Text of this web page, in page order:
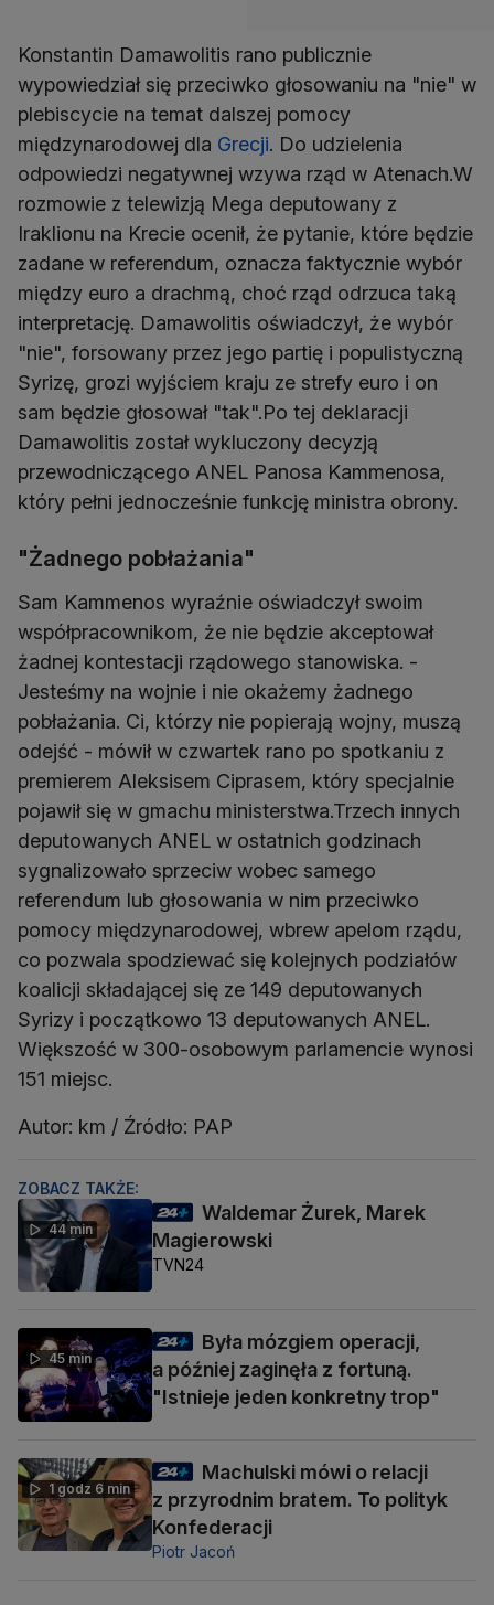
Konstantin Damawolitis rano publicznie
wypowiedział się przeciwko głosowaniu na "nie" w
plebiscycie na temat dalszej pomocy
międzynarodowej dla Grecji. Do udzielenia
odpowiedzi negatywnej wzywa rząd w Atenach.W
rozmowie z telewizją Mega deputowany z
Iraklionu na Krecie ocenił, że pytanie, które będzie
zadane w referendum, oznacza faktycznie wybór
między euro a drachmą, choć rząd odrzuca taką
interpretację. Damawolitis oświadczył, że wybór
"nie", forsowany przez jego partię i populistyczną
Syrizę, grozi wyjściem kraju ze strefy euro i on
sam będzie głosował "tak".Po tej deklaracji
Damawolitis został wykluczony decyzją
przewodniczącego ANEL Panosa Kammenosa,
który pełni jednocześnie funkcję ministra obrony.
"Żadnego pobłażania"
Sam Kammenos wyraźnie oświadczył swoim
współpracownikom, że nie będzie akceptował
żadnej kontestacji rządowego stanowiska. -
Jesteśmy na wojnie i nie okażemy żadnego
pobłażania. Ci, którzy nie popierają wojny, muszą
odejść - mówił w czwartek rano po spotkaniu z
premierem Aleksisem Ciprasem, który specjalnie
pojawił się w gmachu ministerstwa.Trzech innych
deputowanych ANEL w ostatnich godzinach
sygnalizowało sprzeciw wobec samego
referendum lub głosowania w nim przeciwko
pomocy międzynarodowej, wbrew apelom rządu,
co pozwala spodziewać się kolejnych podziałów
koalicji składającej się ze 149 deputowanych
Syrizy i początkowo 13 deputowanych ANEL.
Większość w 300-osobowym parlamencie wynosi
151 miejsc.
Autor: km / Źródło: PAP
ZOBACZ TAKŻE:
44 min
Waldemar Żurek, Marek
Magierowski
TVN24
45 min
Była mózgiem operacji,
a później zaginęła z fortuną.
"Istnieje jeden konkretny trop"
1 godz 6 min
Machulski mówi o relacji
z przyrodnim bratem. To polityk
Konfederacji
Piotr Jacoń